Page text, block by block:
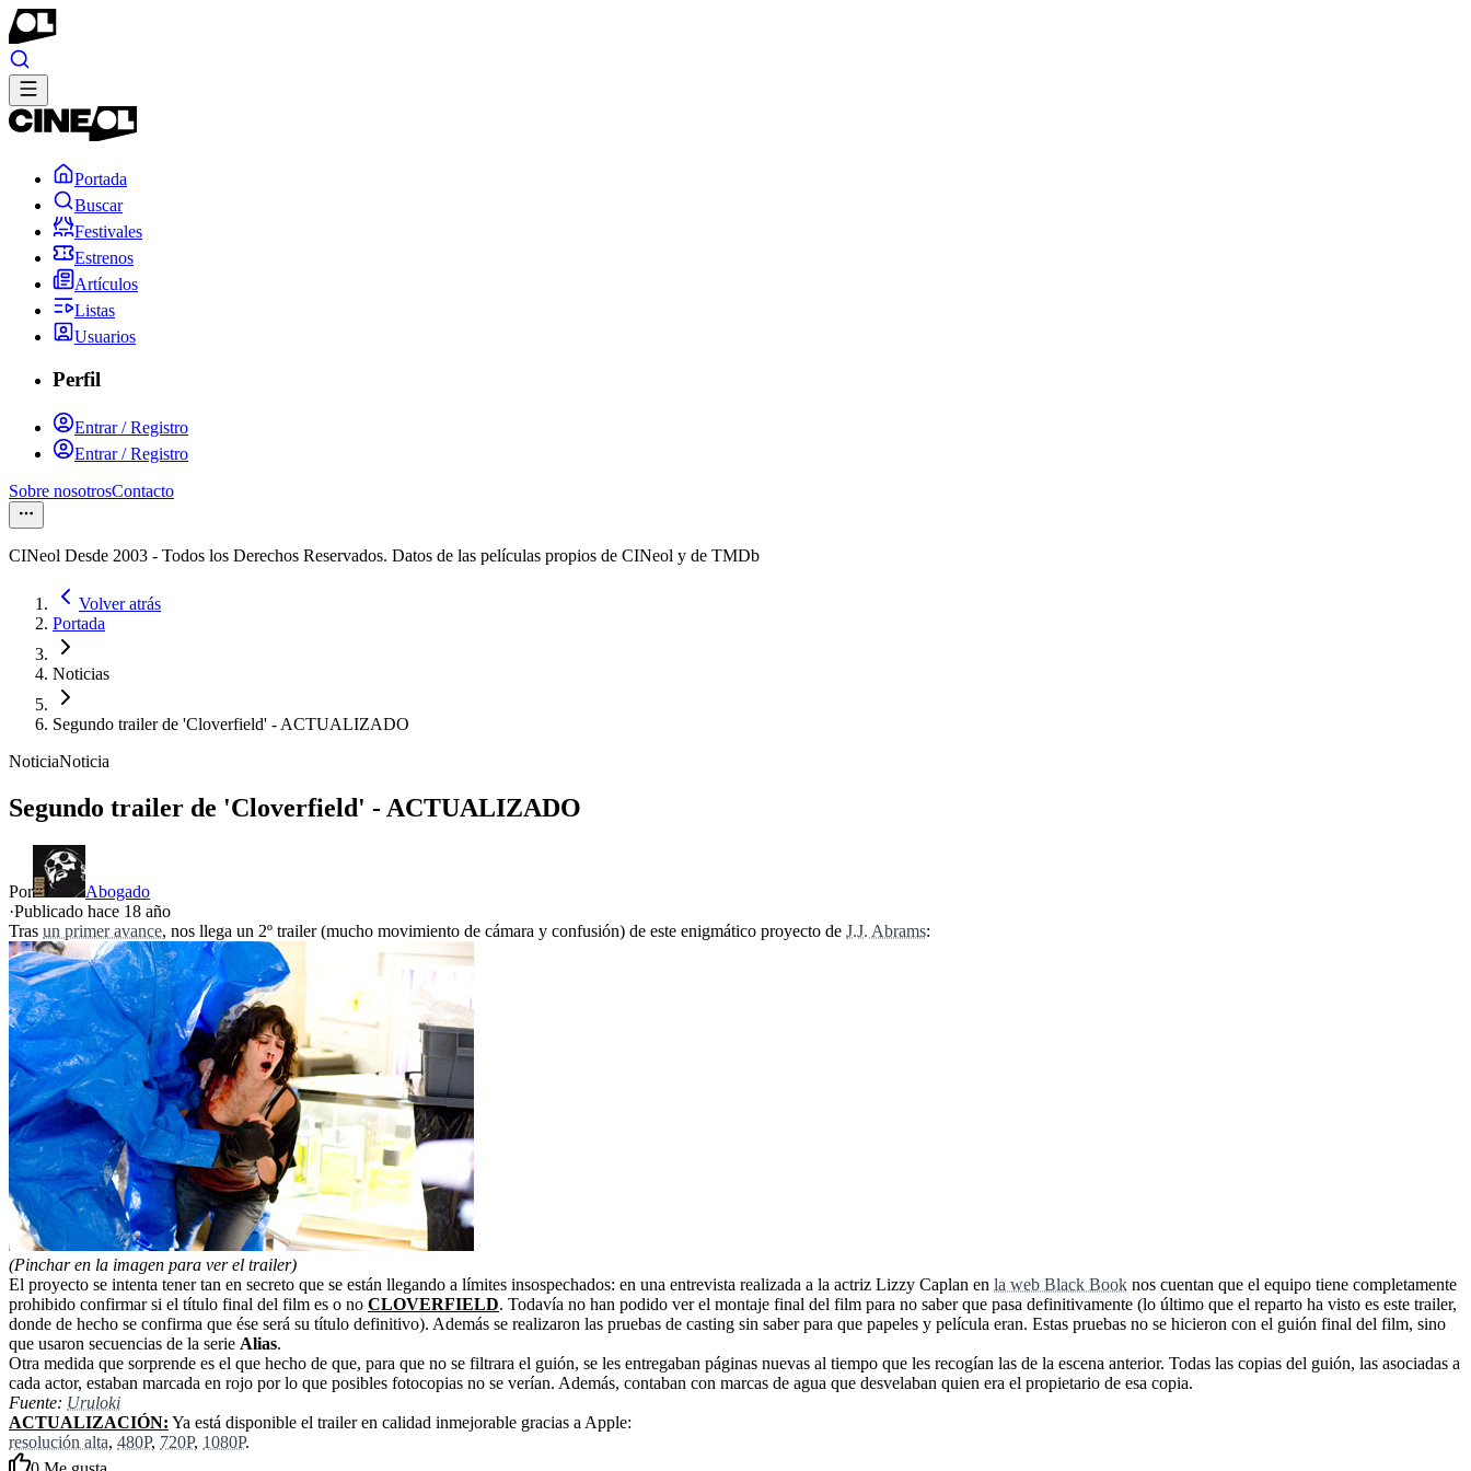
Portada
Buscar
Festivales
Estrenos
Artículos
Listas
Usuarios
Perfil
Entrar / Registro
Entrar / Registro
Sobre nosotrosContacto
CINeol Desde 2003 - Todos los Derechos Reservados. Datos de las películas propios de CINeol y de TMDb
Volver atrás
Portada
Noticias
Segundo trailer de 'Cloverfield' - ACTUALIZADO
NoticiaNoticia
Segundo trailer de 'Cloverfield' - ACTUALIZADO
Por
Abogado
·Publicado hace 18 año
Tras un primer avance, nos llega un 2º trailer (mucho movimiento de cámara y confusión) de este enigmático proyecto de J.J. Abrams:
(Pinchar en la imagen para ver el trailer)
El proyecto se intenta tener tan en secreto que se están llegando a límites insospechados: en una entrevista realizada a la actriz Lizzy Caplan en la web Black Book nos cuentan que el equipo tiene completamente
prohibido confirmar si el título final del film es o no CLOVERFIELD. Todavía no han podido ver el montaje final del film para no saber que pasa definitivamente (lo último que el reparto ha visto es este trailer,
donde de hecho se confirma que ése será su título definitivo). Además se realizaron las pruebas de casting sin saber para que papeles y película eran. Estas pruebas no se hicieron con el guión final del film, sino
que usaron secuencias de la serie Alias.
Otra medida que sorprende es el que hecho de que, para que no se filtrara el guión, se les entregaban páginas nuevas al tiempo que les recogían las de la escena anterior. Todas las copias del guión, las asociadas a
cada actor, estaban marcada en rojo por lo que posibles fotocopias no se verían. Además, contaban con marcas de agua que desvelaban quien era el propietario de esa copia.
Fuente: Uruloki
ACTUALIZACIÓN: Ya está disponible el trailer en calidad inmejorable gracias a Apple:
resolución alta, 480P, 720P, 1080P.